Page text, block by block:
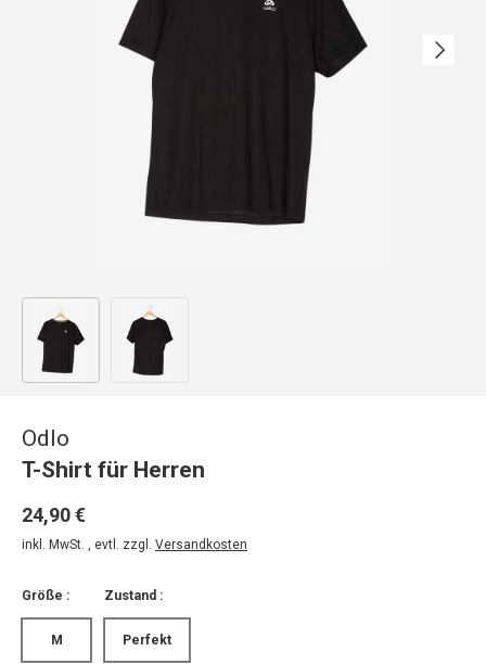
Nächste
Bild 1 in Galerieansicht laden
Odlo
T-Shirt für Herren
24,90 €
inkl. MwSt. , evtl. zzgl. Versandkosten
Größe :
M
Zustand :
Perfekt